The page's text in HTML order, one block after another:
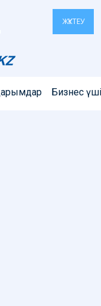
ЖҮКТЕУ
Бизнес